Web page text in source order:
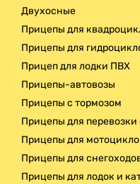
Двухосные
Прицепы для
Прицепы для
Прицеп для лодки ПВХ
Прицепы-автовозы
Прицепы с тормозом
Прицепы для
Прицепы для
Прицепы для
Прицепы для лодок и